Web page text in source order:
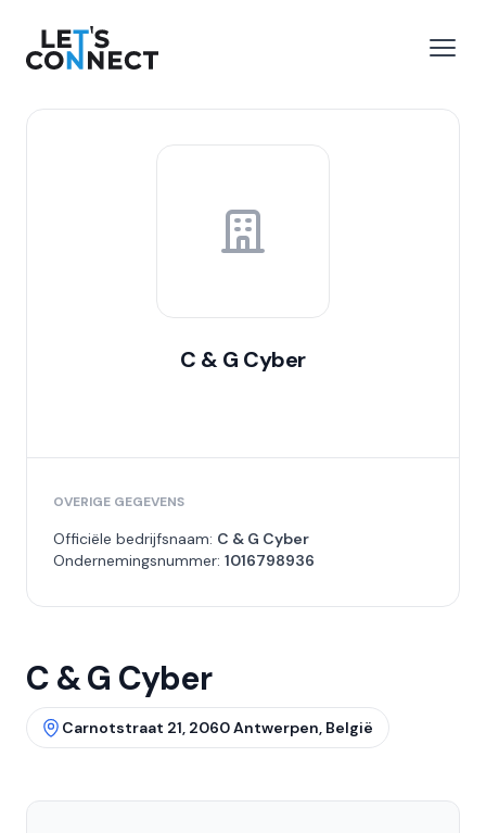
Let's Connect
C & G Cyber
OVERIGE GEGEVENS
Officiële bedrijfsnaam: C & G Cyber
Ondernemingsnummer: 1016798936
C & G Cyber
Carnotstraat 21, 2060 Antwerpen, België